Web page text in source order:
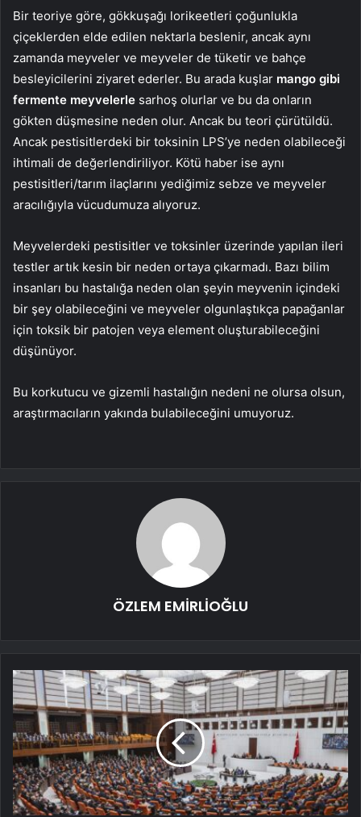
Bir teoriye göre, gökkuşağı lorikeetleri çoğunlukla
çiçeklerden elde edilen nektarla beslenir, ancak aynı
zamanda meyveler ve meyveler de tüketir ve bahçe
besleyicilerini ziyaret ederler. Bu arada kuşlar mango gibi
fermente meyvelerle sarhoş olurlar ve bu da onların
gökten düşmesine neden olur. Ancak bu teori çürütüldü.
Ancak pestisitlerdeki bir toksinin LPS’ye neden olabileceği
ihtimali de değerlendiriliyor. Kötü haber ise aynı
pestisitleri/tarım ilaçlarını yediğimiz sebze ve meyveler
aracılığıyla vücudumuza alıyoruz.
Meyvelerdeki pestisitler ve toksinler üzerinde yapılan ileri
testler artık kesin bir neden ortaya çıkarmadı. Bazı bilim
insanları bu hastalığa neden olan şeyin meyvenin içindeki
bir şey olabileceğini ve meyveler olgunlaştıkça papağanlar
için toksik bir patojen veya element oluşturabileceğini
düşünüyor.
Bu korkutucu ve gizemli hastalığın nedeni ne olursa olsun,
araştırmacıların yakında bulabileceğini umuyoruz.
ÖZLEM EMİRLİOĞLU